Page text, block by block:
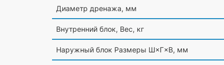
Диаметр дренажа, мм
Внутренний блок, Вес, кг
Наружный блок Размеры Ш×Г×В, мм